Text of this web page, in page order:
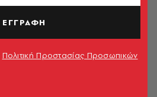
ΕΓΓΡΑΦΗ
Πολιτική Προστασίας Προσωπικών